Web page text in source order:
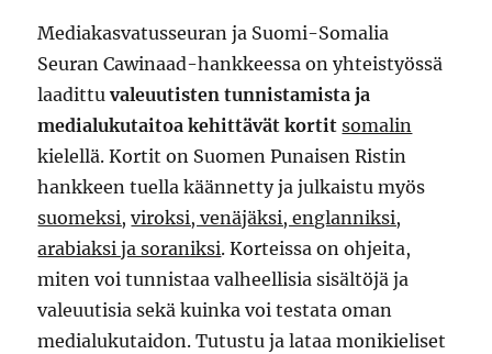
Mediakasvatusseuran ja Suomi-Somalia
Seuran Cawinaad-hankkeessa on yhteistyössä
laadittuvaleuutisten tunnistamista ja
medialukutaitoa kehittävät kortit somalin
kielellä. Kortit on Suomen Punaisen Ristin
hankkeen tuella käännetty ja julkaistu myös
suomeksi, viroksi, venäjäksi, englanniksi,
arabiaksi ja soraniksi. Korteissa on ohjeita,
miten voi tunnistaa valheellisia sisältöjä ja
valeuutisia sekä kuinka voi testata oman
medialukutaidon. Tutustu ja lataa monikieliset